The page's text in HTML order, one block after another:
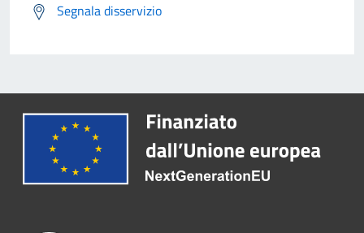
Segnala disservizio